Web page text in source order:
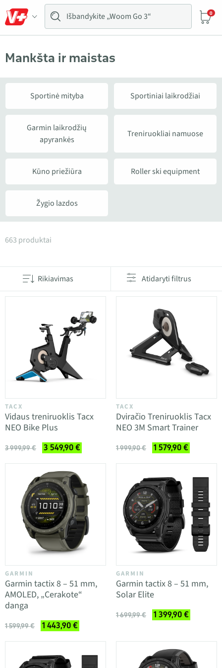
0
Mankšta ir maistas
Sportinė mityba Sportiniai laikrodžiai
Garmin laikrodžių
apyrankės
Treniruokliai namuose
Kūno priežiūra Roller ski equipment
Žygio lazdos
Produktai kategorijoje Mankšta ir maistas
663 produktai
Rikiavimas Atidaryti filtrus
TACX
Vidaus treniruoklis Tacx
NEO Bike Plus
3 999,99 € 3 549,90 €
TACX
Dviračio Treniruoklis Tacx
NEO 3M Smart Trainer
1 999,90 € 1 579,90 €
GARMIN
Garmin tactix 8 – 51 mm,
AMOLED, „Cerakote“
danga
1 599,99 € 1 443,90 €
GARMIN
Garmin tactix 8 – 51 mm,
Solar Elite
1 699,99 € 1 399,90 €